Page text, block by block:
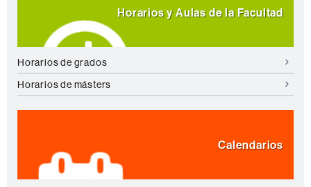
Horarios y Aulas de la Facultad
Horarios de grados
Horarios de másters
Calendarios